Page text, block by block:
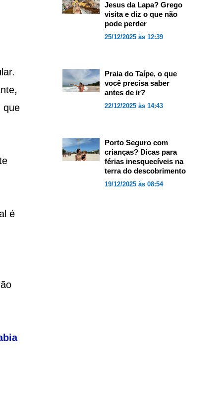
que
é
Jesus da Lapa? Grego
visita e diz o que não
pode perder
25/12/2025 às 12:39
Praia do Taípe, o que
você precisa saber
antes de ir?
22/12/2025 às 14:43
Porto Seguro com
crianças? Dicas para
férias inesquecíveis na
terra do descobrimento
19/12/2025 às 08:54